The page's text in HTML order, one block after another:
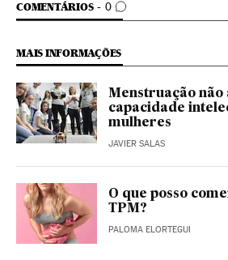
COMENTÁRIOS 0
COMENTÁRIOS
MAIS INFORMAÇÕES
Menstruação não
capacidade
mulheres
JAVIER SALAS
O que posso
TPM?
PALOMA ELORTEGUI